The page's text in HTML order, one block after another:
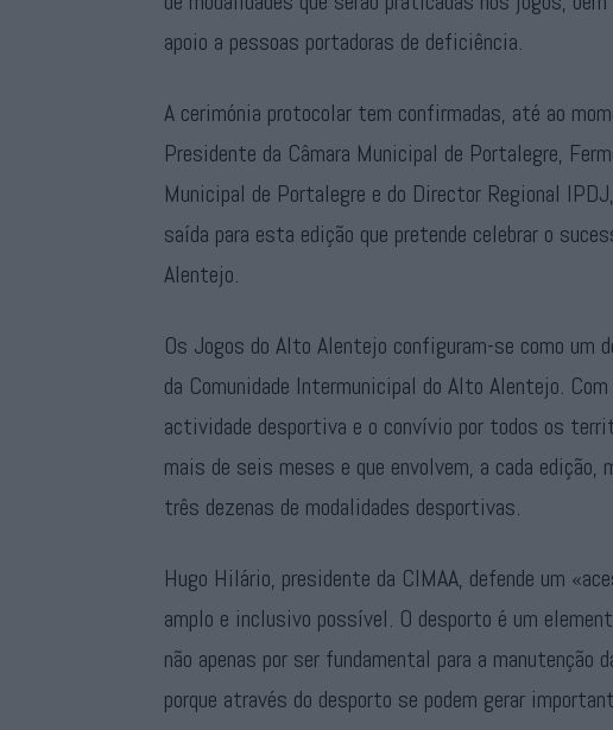
apoio a pessoas portadoras de deficiência.
A cerimónia protocolar tem confirmadas, até ao
Presidente da Câmara Municipal de Portalegre,
Municipal de Portalegre e do Director Regional
saída para esta edição que pretende celebrar o
Alentejo.
Os Jogos do Alto Alentejo configuram-se como
da Comunidade Intermunicipal do Alto Alentejo.
actividade desportiva e o convívio por todos os
mais de seis meses e que envolvem, a cada
três dezenas de modalidades desportivas.
Hugo Hilário, presidente da CIMAA, defende um
amplo e inclusivo possível. O desporto é um
não apenas por ser fundamental para a
porque através do desporto se podem gerar